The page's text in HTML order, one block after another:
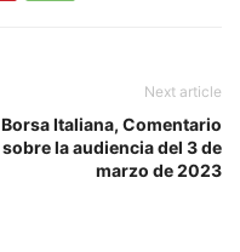
Next article
Borsa Italiana, Comentario
sobre la audiencia del 3 de
marzo de 2023